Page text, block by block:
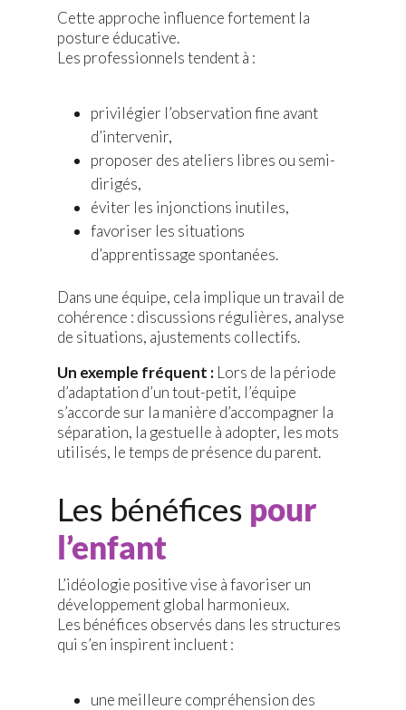
Cette approche influence fortement la
posture éducative.
Les professionnels tendent à :
privilégier l’observation fine avant
d’intervenir,
proposer des ateliers libres ou semi-
dirigés,
éviter les injonctions inutiles,
favoriser les situations
d’apprentissage spontanées.
Dans une équipe, cela implique un travail de
cohérence : discussions régulières, analyse
de situations, ajustements collectifs.
Un exemple fréquent : Lors de la période
d’adaptation d’un tout-petit, l’équipe
s’accorde sur la manière d’accompagner la
séparation, la gestuelle à adopter, les mots
utilisés, le temps de présence du parent.
Les bénéfices pour
l’enfant
L’idéologie positive vise à favoriser un
développement global harmonieux.
Les bénéfices observés dans les structures
qui s’en inspirent incluent :
une meilleure compréhension des